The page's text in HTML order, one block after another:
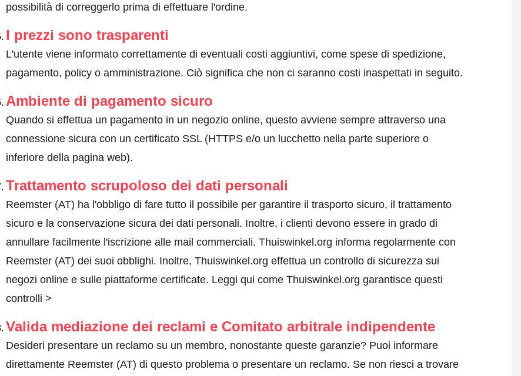
possibilità di correggerlo prima di effettuare l'ordine.
I prezzi sono trasparenti
L'utente viene informato correttamente di eventuali costi aggiuntivi, come spese di spedizione,
pagamento, policy o amministrazione. Ciò significa che non ci saranno costi inaspettati in seguito.
Ambiente di pagamento sicuro
Quando si effettua un pagamento in un negozio online, questo avviene sempre attraverso una
connessione sicura con un certificato SSL (HTTPS e/o un lucchetto nella parte superiore o
inferiore della pagina web).
Trattamento scrupoloso dei dati personali
Reemster (AT) ha l'obbligo di fare tutto il possibile per garantire il trasporto sicuro, il trattamento
sicuro e la conservazione sicura dei dati personali. Inoltre, i clienti devono essere in grado di
annullare facilmente l'iscrizione alle mail commerciali. Thuiswinkel.org informa regolarmente con
Reemster (AT) dei suoi obblighi. Inoltre, Thuiswinkel.org effettua un controllo di sicurezza sui
negozi online e sulle piattaforme certificate. Leggi qui come Thuiswinkel.org garantisce questi
controlli >
Valida mediazione dei reclami e Comitato arbitrale indipendente
Desideri presentare un reclamo su un membro, nonostante queste garanzie? Puoi informare
direttamente Reemster (AT) di questo problema o presentare un reclamo. Se non riesci a trovare